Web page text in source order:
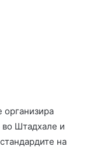
организира
Штадхале и
на